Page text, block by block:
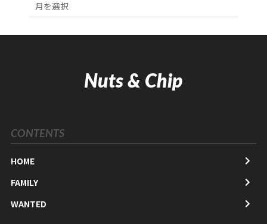
Nuts & Chip
CONTENTS
HOME
FAMILY
WANTED